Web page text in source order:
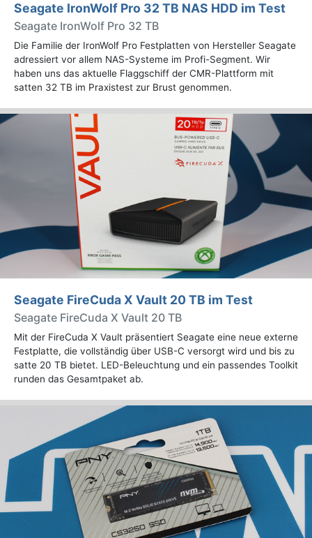
Seagate IronWolf Pro 32 TB NAS HDD im Test
Seagate IronWolf Pro 32 TB
Die Familie der IronWolf Pro Festplatten von Hersteller Seagate
adressiert vor allem NAS-Systeme im Profi-Segment. Wir
haben uns das aktuelle Flaggschiff der CMR-Plattform mit
satten 32 TB im Praxistest zur Brust genommen.
Seagate FireCuda X Vault 20 TB im Test
Seagate FireCuda X Vault 20 TB
Mit der FireCuda X Vault präsentiert Seagate eine neue externe
Festplatte, die vollständig über USB-C versorgt wird und bis zu
satte 20 TB bietet. LED-Beleuchtung und ein passendes Toolkit
runden das Gesamtpaket ab.